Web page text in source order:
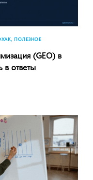
ПОЛЕЗНОЕ
(GEO) в
в ответы